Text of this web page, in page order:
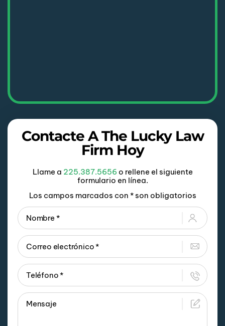
Contacte A The Lucky Law
Firm Hoy
Llame a 225.387.5656 o rellene el siguiente
formulario en línea.
Los campos marcados con * son obligatorios